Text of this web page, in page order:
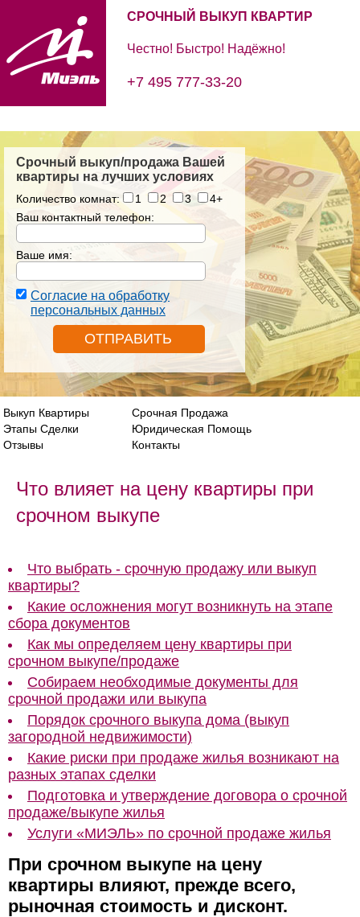
+7 495 777-33-20
СРОЧНЫЙ ВЫКУП КВАРТИР
Честно! Быстро! Надёжно!
Срочный выкуп/продажа Вашей
квартиры на лучших условиях
Количество комнат: 1 2 3
4+
Ваш контактный телефон:
Ваше имя:
Согласие на обработку
персональных данных
Выкуп Квартиры
Срочная Продажа
Этапы Сделки
Юридическая Помощь
Отзывы
Контакты
Что влияет на цену квартиры при
срочном выкупе
Что выбрать - срочную продажу или выкуп
квартиры?
Какие осложнения могут возникнуть на этапе
сбора документов
Как мы определяем цену квартиры при
срочном выкупе/продаже
Собираем необходимые документы для
срочной продажи или выкупа
Порядок срочного выкупа дома (выкуп
загородной недвижимости)
Какие риски при продаже жилья возникают на
разных этапах сделки
Подготовка и утверждение договора о срочной
продаже/выкупе жилья
Услуги «МИЭЛЬ» по срочной продаже жилья
При срочном выкупе на цену
квартиры влияют, прежде всего,
рыночная стоимость и дисконт.